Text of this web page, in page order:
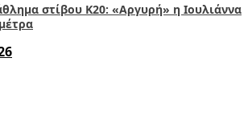
στίβου Κ20: «Αργυρή» η Ιουλιάννα